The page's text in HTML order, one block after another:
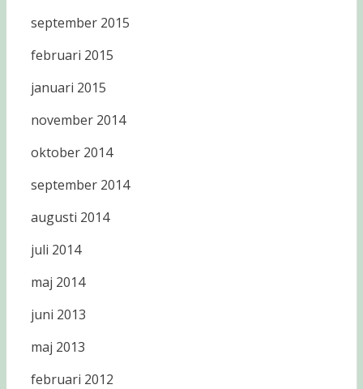
september 2015
februari 2015
januari 2015
november 2014
oktober 2014
september 2014
augusti 2014
juli 2014
maj 2014
juni 2013
maj 2013
februari 2012